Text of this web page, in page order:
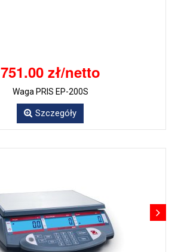
751.00 zł/netto
Waga PRIS EP-200S
Szczegóły